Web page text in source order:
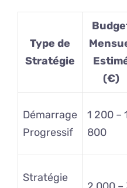
Type de
Stratégie
(€)
Démarrage
Progressif
1 200 –
800
Stratégie